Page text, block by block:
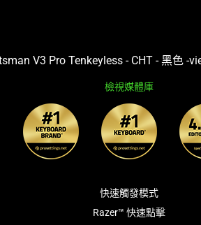
檢視媒體庫
快速觸發模式
Razer™ 快速點擊